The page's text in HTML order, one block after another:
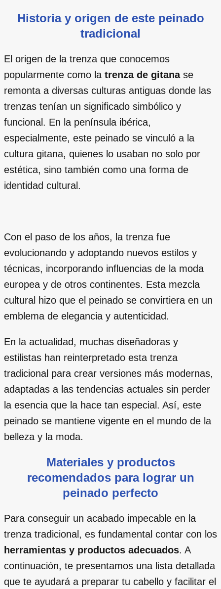
Historia y origen de este peinado
tradicional
El origen de la trenza que conocemos
popularmente como la trenza de gitanase
remonta a diversas culturas antiguas donde las
trenzas tenían un significado simbólico y
funcional. En la península ibérica,
especialmente, este peinado se vinculó a la
cultura gitana, quienes lo usaban no solo por
estética, sino también como una forma de
identidad cultural.
Con el paso de los años, la trenza fue
evolucionando y adoptando nuevos estilos y
técnicas, incorporando influencias de la moda
europea y de otros continentes. Esta mezcla
cultural hizo que el peinado se convirtiera en un
emblema de elegancia y autenticidad.
En la actualidad, muchas diseñadoras y
estilistas han reinterpretado esta trenza
tradicional para crear versiones más modernas,
adaptadas a las tendencias actuales sin perder
la esencia que la hace tan especial. Así, este
peinado se mantiene vigente en el mundo de la
belleza y la moda.
Materiales y productos
recomendados para lograr un
peinado perfecto
Para conseguir un acabado impecable en la
trenza tradicional, es fundamental contar con los
herramientas y productos adecuados. A
continuación, te presentamos una lista detallada
que te ayudará a preparar tu cabello y facilitar el